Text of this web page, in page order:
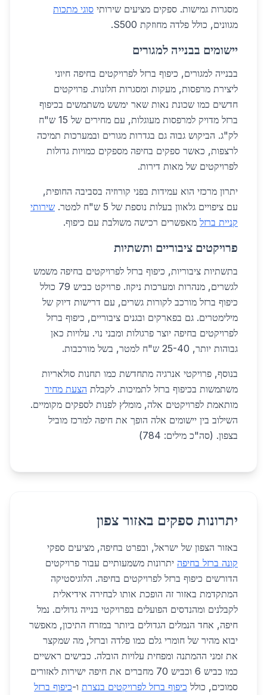
מסגרות גמישות. ספקים מציעים שירותי סוגי מתכות
מגוונים, כולל פלדה מחוזקת S500.
יישומים בבנייה למגורים
בבנייה למגורים, כיפוף ברזל לפרויקטים בחיפה חיוני
ליצירת מרפסות, מעקות ומסגרות חלונות. פרויקטים
חדשים כמו שכונת נאות שאר ימשש משתמשים בכיפוף
ברזל מדויק למרפסות מעוגלות, עם מחירים של 15 ש"ח
לק"ג. הביקוש גבוה גם בגדרות מגורים ובמערכות תמיכה
לרצפות, כאשר ספקים בחיפה מספקים כמויות גדולות
לפרויקטים של מאות דירות.
יתרון מרכזי הוא עמידות בפני קורוזיה בסביבה החופית,
עם ציפויים גלאוון בעלות נוספת של 5 ש"ח למטר.
שירותי
קניית ברזל מאפשרים רכישה משולבת עם כיפוף.
פרויקטים ציבוריים ותשתיות
בתשתיות ציבוריות, כיפוף ברזל לפרויקטים בחיפה משמש
לגשרים, מנהרות ומערכות ניקוז. פרויקט כביש 79 כולל
כיפוף ברזל מורכב לקורות גשרים, עם דרישות דיוק של
מילימטרים. גם בפארקים ובגנים ציבוריים, כיפוף ברזל
לפרויקטים בחיפה יוצר פרגולות ומבני נוי. עלויות כאן
גבוהות יותר, 25-40 ש"ח למטר, בשל מורכבות.
בנוסף, פרויקטי אנרגיה מתחדשת כמו תחנות סולאריות
משתמשות בכיפוף ברזל לתמיכות. לקבלת הצעת מחיר
מותאמת לפרויקטים אלה, מומלץ לפנות לספקים מקומיים.
השילוב בין יישומים אלה הופך את חיפה למרכז מוביל
בצפון. (סה"כ מילים: 784)
יתרונות ספקים באזור צפון
באזור הצפון של ישראל, ובפרט בחיפה, מציעים ספקי
קונה ברזל בחיפה יתרונות משמעותיים עבור פרויקטים
הדורשים כיפוף ברזל לפרויקטים בחיפה. הלוגיסטיקה
המתקדמת באזור זה הופכת אותו לבחירה אידיאלית
לקבלנים ומהנדסים הפועלים בפרויקטי בנייה גדולים. נמל
חיפה, אחד הנמלים הגדולים ביותר במזרח התיכון, מאפשר
יבוא מהיר של חומרי גלם כמו פלדה וברזל, מה שמקצר
את זמני ההמתנה ומפחית עלויות הובלה. כבישים ראשיים
כמו כביש 6 וכביש 70 מחברים את חיפה ישירות לאזורים
סמוכים, כולל כיפוף ברזל לפרויקטים בנצרת ו-כיפוף ברזל